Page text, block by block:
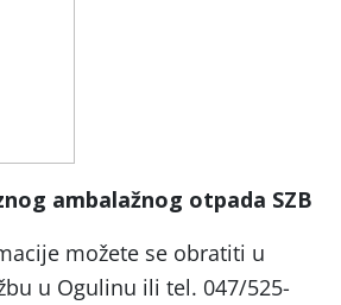
ambalažnog otpada SZB
možete se obratiti u
u Ogulinu ili tel. 047/525-